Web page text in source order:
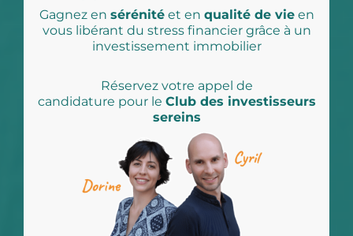
Gagnez en sérénitéet en qualité de vieen
vous libérant du stress financier grâce à un
investissement immobilier
Réservez votre appel de
candidature pour le Club des investisseurs
sereins